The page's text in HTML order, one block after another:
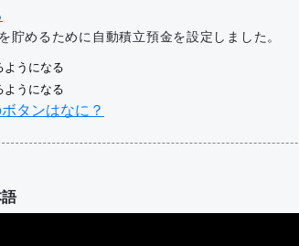
貯めるために自動積立預金を設定しました。
ようになる
ようになる
タンはなに？